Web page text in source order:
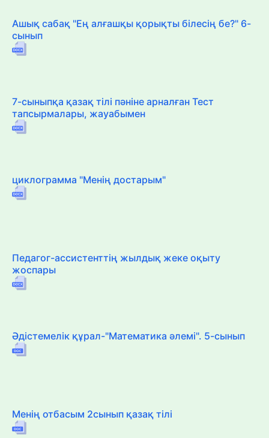
Ашық сабақ "Ең алғашқы қорықты білесің бе?" 6-
сынып
7-сыныпқа қазақ тілі пәніне арналған Тест
тапсырмалары, жауабымен
циклограмма "Менің достарым"
Педагог-ассистенттің жылдық жеке оқыту
жоспары
Әдістемелік құрал-"Математика әлемі". 5-сынып
Менің отбасым 2сынып қазақ тілі